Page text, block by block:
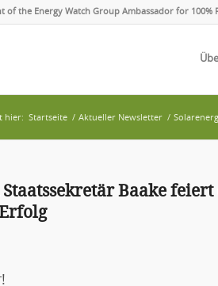
of the Energy Watch Group Ambassador for
hier: Startseite / Aktueller Newsletter /
Baake